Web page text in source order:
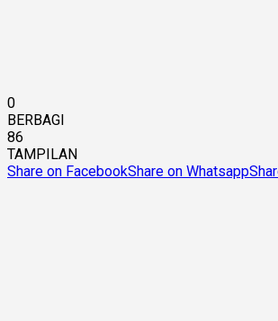
0
BERBAGI
86
TAMPILAN
Share on FacebookShare on Whatsapp